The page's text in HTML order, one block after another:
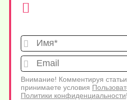
Внимание! Комментируя
принимаете условия
Политики конфиденциальности!